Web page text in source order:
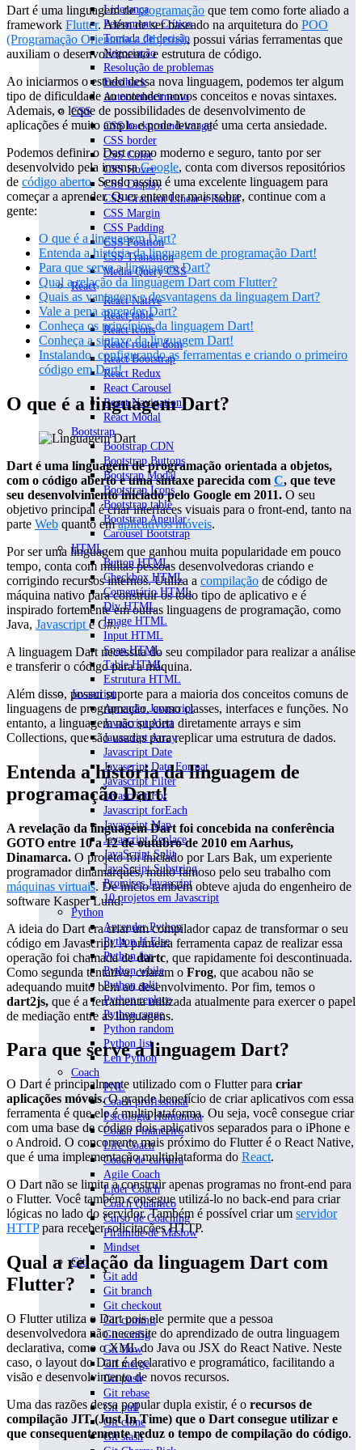
Liderança
Pensamento Crítico
Tomada de decisão
Negociação
Resolução de problemas
Feedback
Autoconhecimento
CSS
CSS background-image
CSS border
CSS Color
CSS Hover
CSS Display
CSS Gradient Linear e Radial
CSS Margin
CSS Padding
CSS Position
CSS Transition
Media Query CSS
React
React Native
React table
React icons
React router dom
React Bootstrap
React Redux
React Carousel
React Navigation
React Modal
Bootstrap
Bootstrap CDN
Bootstrap Buttons
Bootsrap Modal
Bootstrap Icons
Bootstrap table
Bootstrap Angular
Carousel Bootstrap
HTML
Button HTML
Checkbox HTML
Comentário HTML
Div HTML
Image HTML
Input HTML
Span HTML
Table HTML
Estrutura HTML
Javascript
Aprender Javascript
Javascript Alert
Javascript Array
Javascript Date
Javascript Date Format
Javascript Filter
Javascript For
Javascript forEach
Javascript Map
Javascript Replace
JavaScript Split
JavaScript Substring
Promises Javascript
10 projetos em Javascript
Python
Aprender Python
Python If Else
Python for
Python while
Python split
Python replace
Python range
Python random
Python list
Len Python
Coach
PNL
Coach profissional
Psicologia Humanista
Coach Financeiro
Life Coach
Coach de carreira
Agile Coach
Líder Coach
Coach Quântico
Curso de Coaching
Pirâmide de Maslow
Mindset
Git
Git add
Git branch
Git checkout
Git commit
Git config
Git flow
Git merge
Git push
Git rebase
Git pull
Git clone
Git stash
Dart é uma linguagem deprogramação que tem como forte aliado a
framework Flutter. Além de ser baseado na arquitetura do POO
(Programação Orientada a Objetos), possui várias ferramentas que
auxiliam o desenvolvimento e estrutura de código.
Ao iniciarmos o estudo dessa nova linguagem, podemos ter algum
tipo de dificuldade ao entender novos conceitos e novas sintaxes.
Ademais, o leque de possibilidades de desenvolvimento de
aplicações é muito amplo e pode levar até uma certa ansiedade.
Podemos definir o Dart como moderno e seguro, tanto por ser
desenvolvido pela imensaGoogle, conta com diversos repositórios
de código aberto. Sendo assim é uma excelente linguagem para
começar a aprender. Quer entender mais sobre, continue com a
gente:
O que é a linguagem Dart?
Entenda a história da linguagem de programação Dart!
Para que serve a linguagem Dart?
Qual a relação da linguagem Dart com Flutter?
Quais as vantagens e desvantagens da linguagem Dart?
Vale a pena aprender Dart?
Conheça os princípios da linguagem Dart!
Conheça a sintaxe da linguagem Dart!
Instalando, configurando as ferramentas e criando o primeiro
código em Dart!
O que é a linguagem Dart?
Dart é uma linguagem de programação orientada a objetos,
com o código aberto e uma sintaxe parecida com C, que teve
seu desenvolvimento iniciado pelo Google em 2011. O seu
objetivo principal é criar interfaces visuais para o front-end, tanto na
parte Web quanto emaplicativos móveis.
Por ser uma linguagem que ganhou muita popularidade em pouco
tempo, conta com muitas pessoas desenvolvedoras criando e
corrigindo recursos internos. Utiliza a compilação de código de
máquina nativo para construir os todo tipo de aplicativo e é
inspirado fortemente em outras linguagens de programação, como
Java, Javascript e C#..
A linguagem Dart necessita do seu compilador para realizar a análise
e transferir o código para a máquina.
Além disso, possui suporte para a maioria dos conceitos comuns de
linguagens de programação, como classes, interfaces e funções. No
entanto, a linguagem não suporta diretamente arrays e sim
Collections, que são usadas para replicar uma estrutura de dados.
Entenda a história da linguagem de
programação Dart!
A revelação da linguagem Dart foi concebida na conferência
GOTO entre 10 a 12 de outubro de 2010 em Aarhus,
Dinamarca. O projeto foi iniciado por Lars Bak, um experiente
programador dinamarquês, muito famoso pelo seu trabalho com
máquinas virtuais. De início também obteve ajuda do engenheiro de
software Kasper Lund.
A ideia do Dart era criar um compilador capaz de transformar o seu
código em Javascript. A primeira ferramenta capaz de realizar essa
operação foi chamada dedartc, que rapidamente foi descontinuada.
Como segunda tentativa, criaram o Frog, que acabou não se
adequando muito bem ao desenvolvimento. Por fim, temos o
dart2js, que é a ferramenta utilizada atualmente para exercer o papel
de mediação entre as linguagens.
Para que serve a linguagem Dart?
O Dart é principalmente utilizado com o Flutter para criar
aplicações móveis. O grande benefício de criar aplicativos com essa
ferramenta é que ele é multiplataforma. Ou seja, você consegue criar
com uma base de código dois aplicativos separados para o iPhone e
o Android. O concorrente mais próximo do Flutter é o React Native,
que é uma implementação multiplataforma do React.
O Dart não se limita a construir apenas programas no front-end para
o Flutter. Você também consegue utilizá-lo no back-end para criar
lógicas no lado do servidor. Também é possível criar um servidor
HTTPpara receber solicitações HTTP.
Qual a relação da linguagem Dart com
Flutter?
O Flutter utiliza o Dart pois ele permite que a pessoa
desenvolvedora não necessite do aprendizado de outra linguagem
declarativa, como o XML do Java ou JSX do React Native. Neste
caso, o layout do Dart é declarativo e programático, facilitando a
visão e desenvolvimento de novos recursos.
Uma das razões dessa popular dupla existir, é o recursos de
compilação JIT (Just In Time) que o Dart consegue utilizar e
que consequentemente reduz o tempo de compilação do código.